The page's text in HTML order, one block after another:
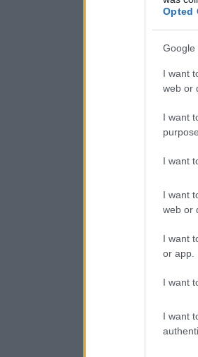
Opted
Google
I want
web or
I want
I want
I want
web or
I want
or app.
I want
I want
οχήματα
Άλλα
Ενοικίαση
Άλλες